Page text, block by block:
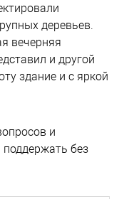
деревьев.
вечерняя
и другой
здание и с яркой
и
поддержать без